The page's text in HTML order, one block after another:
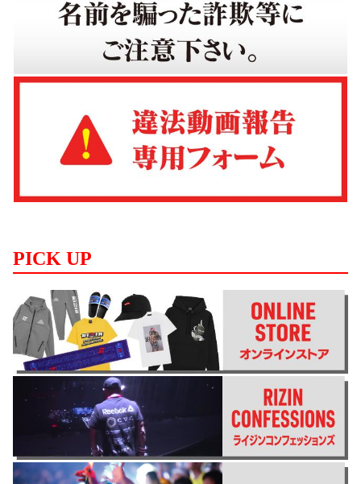
PICK UP